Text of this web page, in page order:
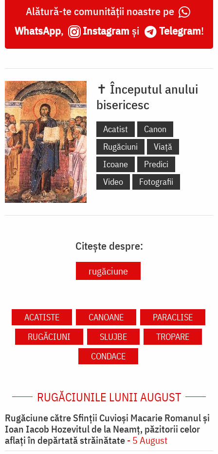
Alătură-te comunității noastre pe
WhatsApp, Instagram și Telegram!
✝ Începutul anului
bisericesc
Acatist
Canon
Rugăciuni
Viață
Icoane
Predici
Video
Fotografii
Citește despre:
rugăciune
ACATISTE CANOANE
PARACLISE
RUGĂCIUNI
SLUJBE
TROPARE
CONDACE
RUGĂCIUNILE LUNII AUGUST
Rugăciune către Sfinții Cuvioși Macarie Romanul și
Ioan Iacob Hozevitul de la Neamț, păzitorii celor
aflați în depărtată străinătate- 5 August